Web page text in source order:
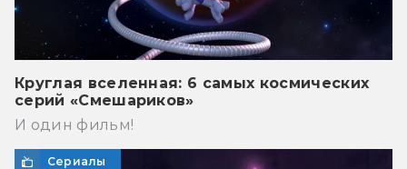
Круглая вселенная: 6 самых космических
серий «Смешариков»
И один фильм!
Сериалы